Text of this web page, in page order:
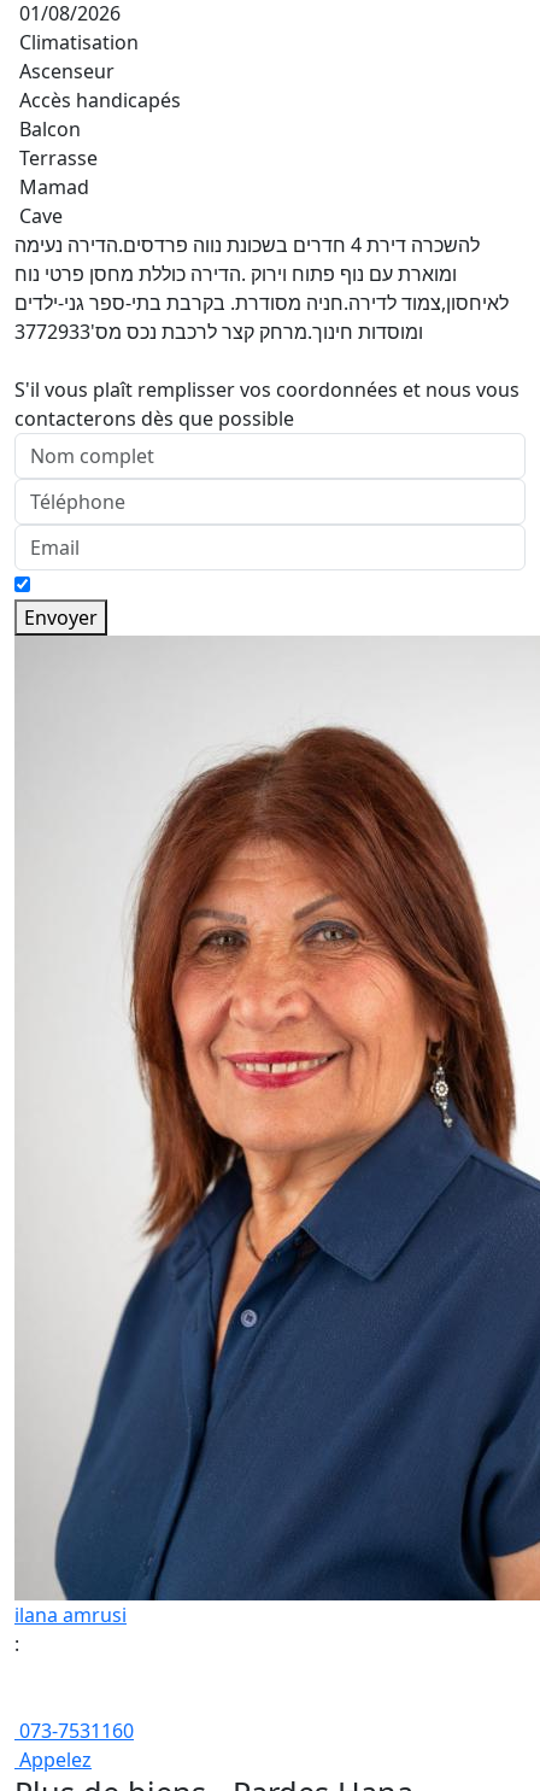
01/08/2026
Climatisation
Ascenseur
Accès handicapés
Balcon
Terrasse
Mamad
Cave
להשכרה דירת 4 חדרים בשכונת נווה פרדסים.הדירה נעימה
ומוארת עם נוף פתוח וירוק .הדירה כוללת מחסן פרטי נוח
לאיחסון,צמוד לדירה.חניה מסודרת. בקרבת בתי-ספר גני-ילדים
ומוסדות חינוך.מרחק קצר לרכבת נכס מס'3772933
S'il vous plaît remplisser vos coordonnées et nous vous
contacterons dès que possible
Envoyer
ilana amrusi
:
073-7531160
Appelez